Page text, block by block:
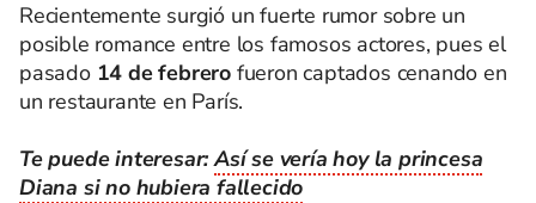
Recientemente surgió un fuerte rumor sobre un
posible romance entre los famosos actores, pues el
pasado 14 de febrero fueron captados cenando en
un restaurante en París.
Te puede interesar:Así se vería hoy la princesa
Diana si no hubiera fallecido